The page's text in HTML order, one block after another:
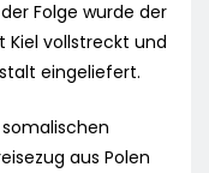
Folge wurde der
vollstreckt und
eingeliefert.
aus Polen